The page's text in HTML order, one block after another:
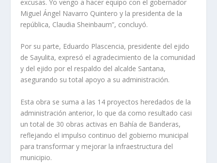
excusas. Yo vengo a hacer equipo con el gobernador
Miguel Ángel Navarro Quintero y la presidenta de la
república, Claudia Sheinbaum”, concluyó.
Por su parte, Eduardo Plascencia, presidente del ejido
de Sayulita, expresó el agradecimiento de la comunidad
y del ejido por el respaldo del alcalde Santana,
asegurando su total apoyo a su administración.
Esta obra se suma a las 14 proyectos heredados de la
administración anterior, lo que da como resultado casi
un total de 30 obras activas en Bahía de Banderas,
reflejando el impulso continuo del gobierno municipal
para transformar y mejorar la infraestructura del
municipio.